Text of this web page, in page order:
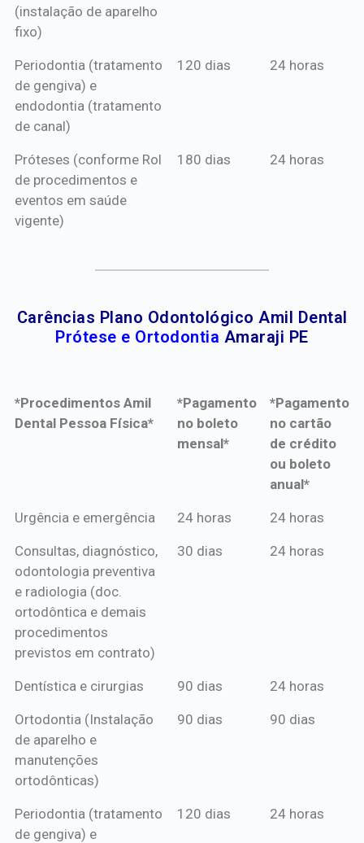
(instalação de aparelho
fixo)
Periodontia (tratamento
de gengiva) e
endodontia (tratamento
de canal)
120 dias 24 horas
Próteses (conforme Rol
de procedimentos e
eventos em saúde
vigente)
180 dias 24 horas
Carências Plano Odontológico Amil Dental
Prótese e Ortodontia Amaraji PE
*Procedimentos Amil
Dental Pessoa Física*
*Pagamento
no boleto
mensal*
*Pagamento
no cartão
de crédito
ou boleto
anual*
*Procedimentos Amil
*Pagamento
mensal*
*Pagamento
de crédito
Urgência e emergência 24 horas 24 horas
Consultas, diagnóstico,
odontologia preventiva
e radiologia (doc.
ortodôntica e demais
procedimentos
previstos em contrato)
30 dias 24 horas
Dentística e cirurgias 90 dias 24 horas
Ortodontia (Instalação
de aparelho e
manutenções
ortodônticas)
90 dias 90 dias
Periodontia (tratamento
de gengiva) e
120 dias 24 horas